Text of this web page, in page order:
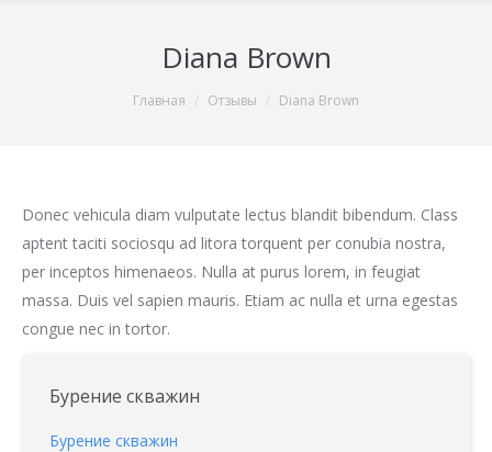
Diana Brown
Главная Отзывы Diana Brown
Donec vehicula diam vulputate lectus blandit bibendum. Class
aptent taciti sociosqu ad litora torquent per conubia nostra,
per inceptos himenaeos. Nulla at purus lorem, in feugiat
massa. Duis vel sapien mauris. Etiam ac nulla et urna egestas
congue nec in tortor.
Бурение скважин
Бурение скважин